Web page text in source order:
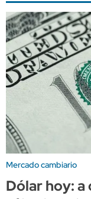
Mercado cambiario
Dólar hoy: